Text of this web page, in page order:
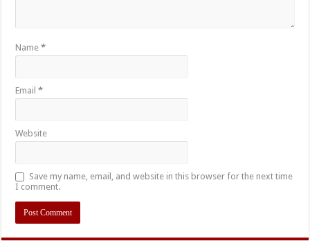
Name*
Email*
Website
Save my name, email, and website in this browser for the next time
I comment.